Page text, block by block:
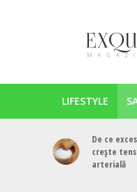
LIFESTYLE
De ce
crește
arterială